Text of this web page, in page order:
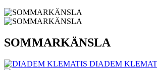
SOMMARKÄNSLA
DIADEM